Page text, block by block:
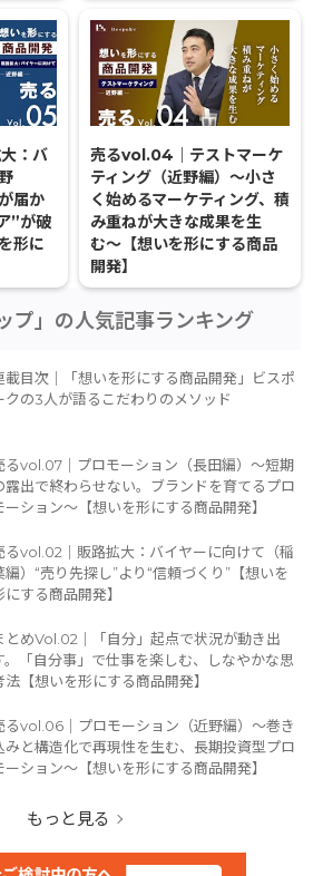
：バ
届か
”が破
形に
売るvol.04｜テストマーケ
ティング（近野編）〜小さ
く始めるマーケティング、積
み重ねが大きな成果を生
む〜【想いを形にする商品
開発】
プ」の人気記事ランキング
載目次｜「想いを形にする商品開発」ビスポ
クの3人が語るこだわりのメソッド
るvol.07｜プロモーション（長田編）〜短期
露出で終わらせない。ブランドを育てるプロ
ーション〜【想いを形にする商品開発】
るvol.02｜販路拡大：バイヤーに向けて（稲
編）“売り先探し”より“信頼づくり”【想いを
にする商品開発】
とめVol.02｜「自分」起点で状況が動き出
。「自分事」で仕事を楽しむ、しなやかな思
法【想いを形にする商品開発】
るvol.06｜プロモーション（近野編）〜巻き
みと構造化で再現性を生む、長期投資型プロ
ーション〜【想いを形にする商品開発】
もっと見る